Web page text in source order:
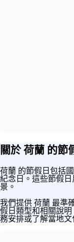
關於 荷蘭 的節
荷蘭 的節假日包括
紀念日。這些節假
景。
我們提供 荷蘭 最準
假日類型和相關說
務安排或了解當地文